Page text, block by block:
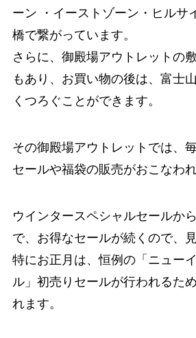
ーン ・イーストゾーン・ヒルサ
橋で繋がっています。
さらに、御殿場アウトレットの
もあり、お買い物の後は、富士
くつろぐことができます。
その御殿場アウトレットでは、
セールや福袋の販売がおこなわれ
ウインタースペシャルセールか
で、お得なセールが続くので、
特にお正月は、恒例の「ニュー
ル」初売りセールが行われるた
れます。